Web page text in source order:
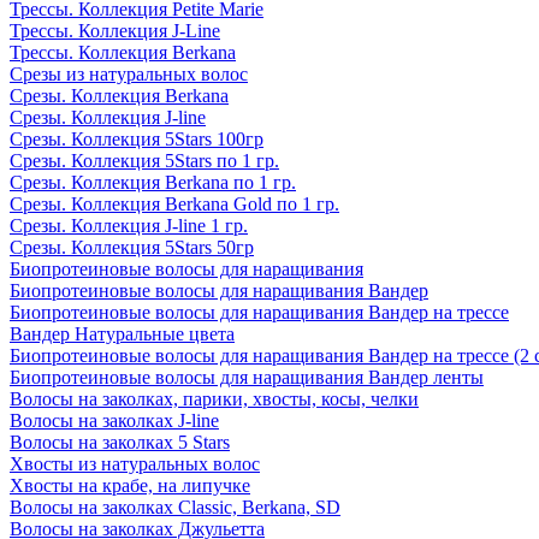
Трессы. Коллекция Petite Marie
Трессы. Коллекция J-Line
Трессы. Коллекция Berkana
Срезы из натуральных волос
Срезы. Коллекция Berkana
Срезы. Коллекция J-line
Срезы. Коллекция 5Stars 100гр
Срезы. Коллекция 5Stars по 1 гр.
Срезы. Коллекция Berkana по 1 гр.
Срезы. Коллекция Berkana Gold по 1 гр.
Срезы. Коллекция J-line 1 гр.
Срезы. Коллекция 5Stars 50гр
Биопротеиновые волосы для наращивания
Биопротеиновые волосы для наращивания Вандер
Биопротеиновые волосы для наращивания Вандер на трессе
Вандер Натуральные цвета
Биопротеиновые волосы для наращивания Вандер на трессе (2
Биопротеиновые волосы для наращивания Вандер ленты
Волосы на заколках, парики, хвосты, косы, челки
Волосы на заколках J-line
Волосы на заколках 5 Stars
Хвосты из натуральных волос
Хвосты на крабе, на липучке
Волосы на заколках Classic, Berkana, SD
Волосы на заколках Джульетта